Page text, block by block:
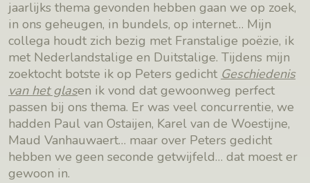
jaarlijks thema gevonden hebben gaan we op zoek,
in ons geheugen, in bundels, op internet… Mijn
collega houdt zich bezig met Franstalige poëzie, ik
met Nederlandstalige en Duitstalige. Tijdens mijn
zoektocht botste ik op Peters gedicht Geschiedenis
van het glasen ik vond dat gewoonweg perfect
passen bij ons thema. Er was veel concurrentie, we
hadden Paul van Ostaijen, Karel van de Woestijne,
Maud Vanhauwaert… maar over Peters gedicht
hebben we geen seconde getwijfeld… dat moest er
gewoon in.